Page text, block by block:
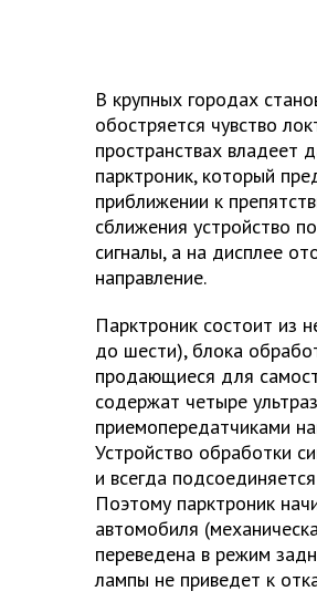
В крупных городах
обостряется чувство
пространствах владеет
парктроник, который
приближении к
сближения устройство
сигналы, а на дисплее
направление.
Парктроник состоит из
до шести), блока
продающиеся для
содержат четыре
приемопередатчиками
Устройство обработки
и всегда
Поэтому парктроник
автомобиля
переведена в режим
лампы не приведет к